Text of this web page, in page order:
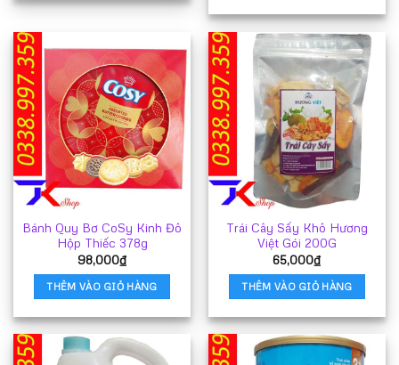
Bánh Quy Bơ CoSy Kinh Đô
Hộp Thiếc 378g
98,000₫
THÊM VÀO GIỎ HÀNG
Trái Cây Sấy Khô Hương
Việt Gói 200G
65,000₫
THÊM VÀO GIỎ HÀNG